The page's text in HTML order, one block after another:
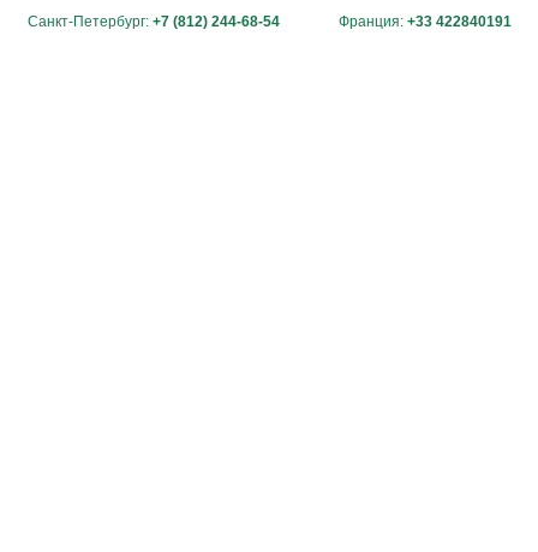
Санкт-Петербург: +7 (812) 244-68-54 Франция: +33 422840191